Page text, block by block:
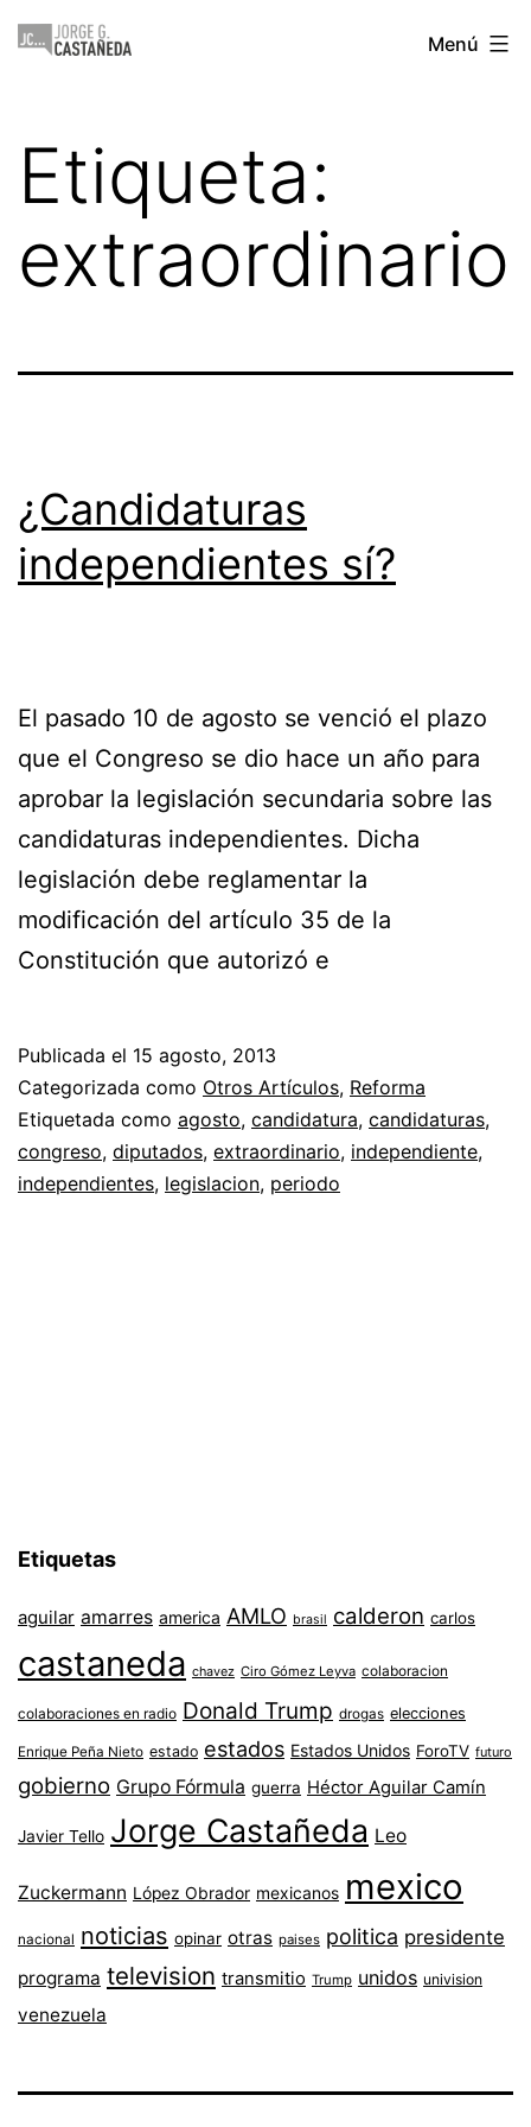
Saltar
Jorge
Menú
Etiqueta:
extraordinario
¿Candidaturas
independientes sí?
El pasado 10 de agosto se venció el plazo
que el Congreso se dio hace un año para
aprobar la legislación secundaria sobre las
candidaturas independientes. Dicha
legislación debe reglamentar la
modificación del artículo 35 de la
Constitución que autorizó e
Publicada el 15 agosto, 2013
Categorizada como Otros Artículos, Reforma
Etiquetada como agosto, candidatura, candidaturas,
congreso, diputados, extraordinario, independiente,
independientes, legislacion, periodo
Etiquetas
aguilar amarres america AMLO brasil calderon carlos
castaneda chavez Ciro Gómez Leyva colaboracion
colaboraciones en radio Donald Trump drogas elecciones
Enrique Peña Nieto estado estados Estados Unidos ForoTV futuro
gobierno Grupo Fórmula guerra Héctor Aguilar Camín
Javier Tello Jorge Castañeda Leo
Zuckermann López Obrador mexicanos mexico
nacional noticias opinar otras paises politica presidente
programa television transmitio Trump unidos univision
venezuela